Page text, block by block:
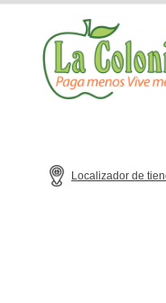
Localizador de